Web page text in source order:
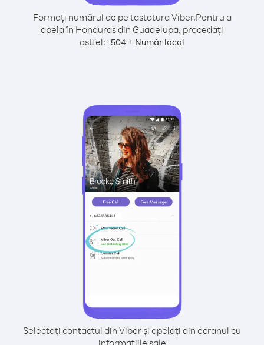
Formați numărul de pe tastatura Viber.Pentru a
apela în Honduras din Guadelupa, procedați
astfel:+504 + Număr local
Selectați contactul din Viber și apelați din ecranul cu
informațiile sale